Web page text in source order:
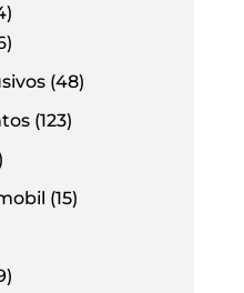
(48)
(123)
(15)